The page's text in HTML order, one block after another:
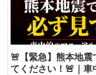
🚨【緊急】熊本地
てください！🚨｜